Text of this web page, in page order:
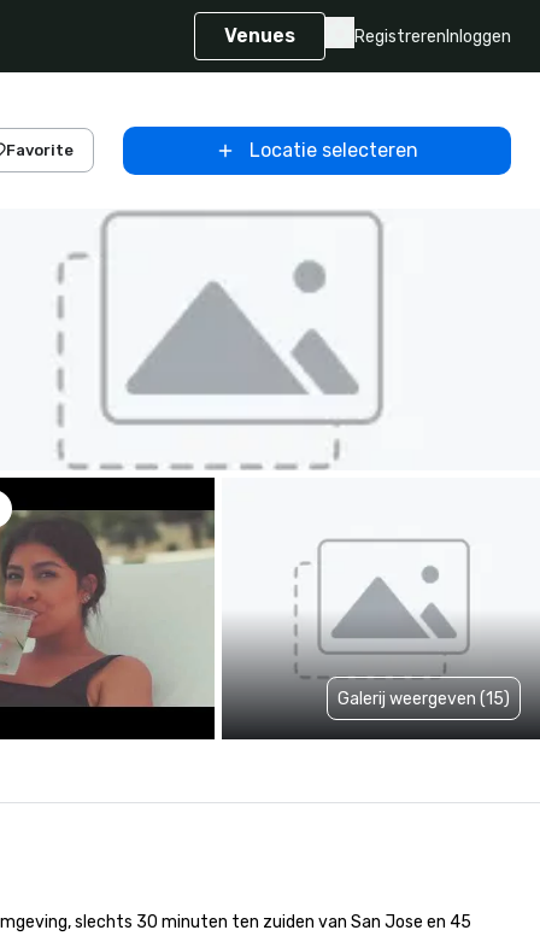
Venues Registreren Inloggen
Favorite Locatie selecteren
Galerij weergeven (15)
slechts 30 minuten ten zuiden van San Jose en 45